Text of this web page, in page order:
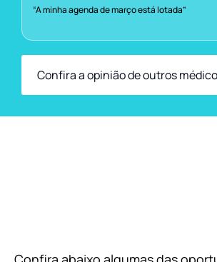
“A minha agenda de março está lotada”
Confira a opinião de outros